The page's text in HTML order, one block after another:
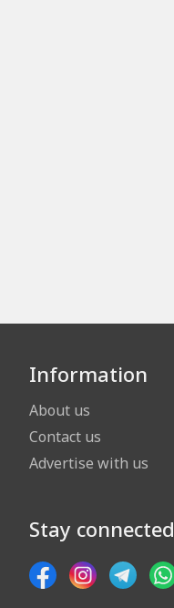
Information
About us
Contact us
Advertise with us
Stay connected